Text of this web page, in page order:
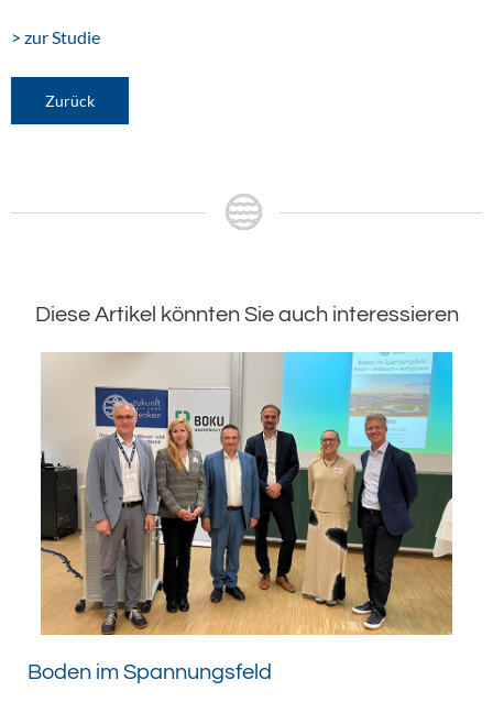
> zur Studie
Zurück
Diese Artikel könnten Sie auch interessieren
Boden im Spannungsfeld